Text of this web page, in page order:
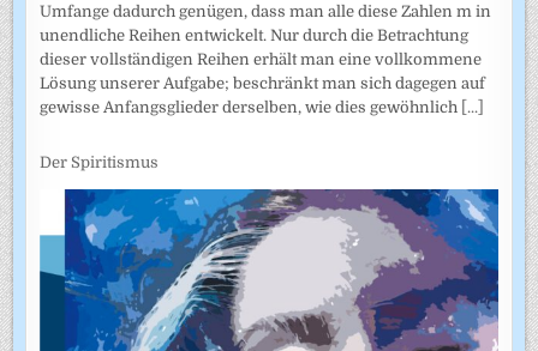
Umfange dadurch genügen, dass man alle diese Zahlen m in
unendliche Reihen entwickelt. Nur durch die Betrachtung
dieser vollständigen Reihen erhält man eine vollkommene
Lösung unserer Aufgabe; beschränkt man sich dagegen auf
gewisse Anfangsglieder derselben, wie dies gewöhnlich [...]
Der Spiritismus